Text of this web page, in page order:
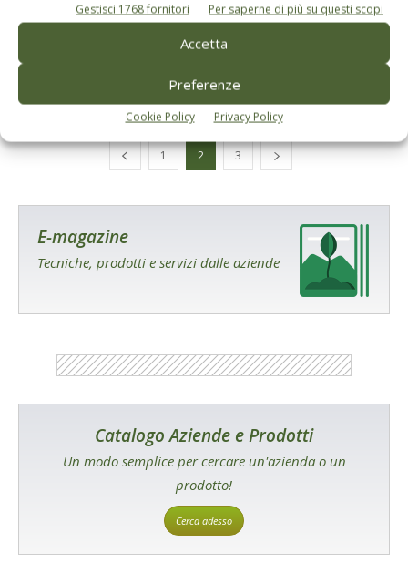
Gestisci 1768 fornitori Per saperne di più su questi scopi
Accetta
Preferenze
Cookie Policy Privacy Policy
Prezzi dell’olio fermi in attesa della
prossima campagna
1 2 3
E-magazine
Tecniche, prodotti e servizi dalle aziende
Catalogo Aziende e Prodotti
Un modo semplice per cercare un'azienda o un
prodotto!
Cerca adesso